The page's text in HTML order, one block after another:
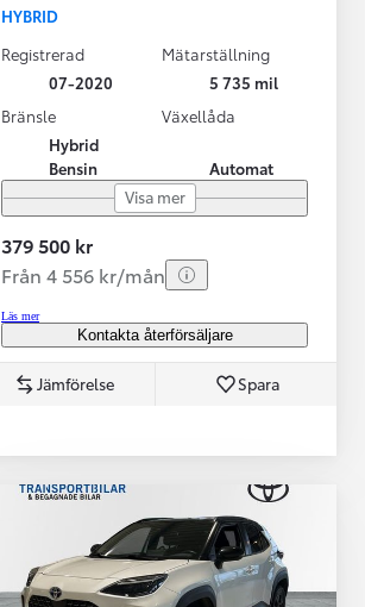
HYBRID
Registrerad
07-2020
Mätarställning
5 735 mil
Bränsle
Hybrid
Bensin
Växellåda
Automat
Visa mer
379 500 kr
Från 4 556 kr/mån
Läs mer
Kontakta återförsäljare
Jämförelse Spara